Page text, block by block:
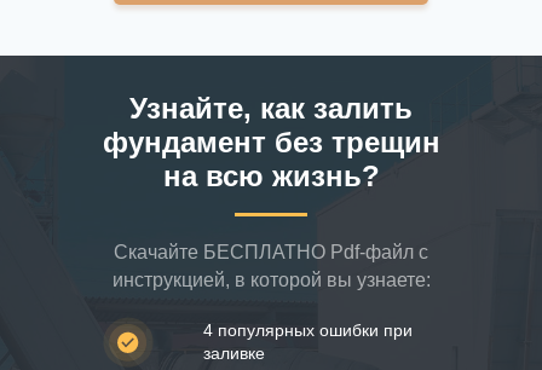
Узнайте, как залить
фундамент без трещин
на всю жизнь?
4 популярных ошибки при
заливке
Скачайте БЕСПЛАТНО Pdf-файл с
инструкцией, в которой вы узнаете: